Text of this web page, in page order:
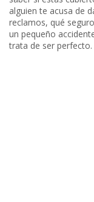
alguien te acusa de
reclamos, qué
un pequeño
trata de ser